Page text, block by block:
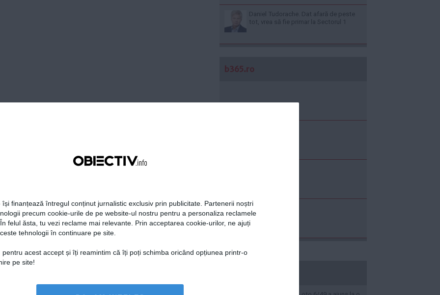
își finanțează întregul conținut jurnalistic exclusiv prin publicitate. Partenerii noștri
precum cookie-urile de pe website-ul nostru pentru a personaliza reclamele
felul ăsta, tu vezi reclame mai relevante. Prin acceptarea cookie-urilor, ne ajuți
tehnologii în continuare pe site.
pentru acest accept și îți reamintim că îți poți schimba oricând opțiunea printr-o
pe site!
Daniel Tudorache. Dat afară de peste
tot, vrea să fie primar la Sectorul 1
b365.ro